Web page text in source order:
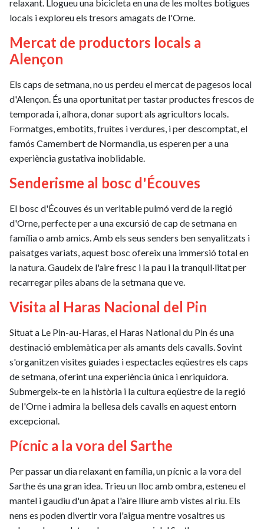
relaxant. Llogueu una bicicleta en una de les moltes botigues
locals i exploreu els tresors amagats de l'Orne.
Mercat de productors locals a
Alençon
Els caps de setmana, no us perdeu el mercat de pagesos local
d'Alençon. És una oportunitat per tastar productes frescos de
temporada i, alhora, donar suport als agricultors locals.
Formatges, embotits, fruites i verdures, i per descomptat, el
famós Camembert de Normandia, us esperen per a una
experiència gustativa inoblidable.
Senderisme al bosc d'Écouves
El bosc d'Écouves és un veritable pulmó verd de la regió
d'Orne, perfecte per a una excursió de cap de setmana en
família o amb amics. Amb els seus senders ben senyalitzats i
paisatges variats, aquest bosc ofereix una immersió total en
la natura. Gaudeix de l'aire fresc i la pau i la tranquil·litat per
recarregar piles abans de la setmana que ve.
Visita al Haras Nacional del Pin
Situat a Le Pin-au-Haras, el Haras National du Pin és una
destinació emblemàtica per als amants dels cavalls. Sovint
s'organitzen visites guiades i espectacles eqüestres els caps
de setmana, oferint una experiència única i enriquidora.
Submergeix-te en la història i la cultura eqüestre de la regió
de l'Orne i admira la bellesa dels cavalls en aquest entorn
excepcional.
Pícnic a la vora del Sarthe
Per passar un dia relaxant en família, un pícnic a la vora del
Sarthe és una gran idea. Trieu un lloc amb ombra, esteneu el
mantel i gaudiu d'un àpat a l'aire lliure amb vistes al riu. Els
nens es poden divertir vora l'aigua mentre vosaltres us